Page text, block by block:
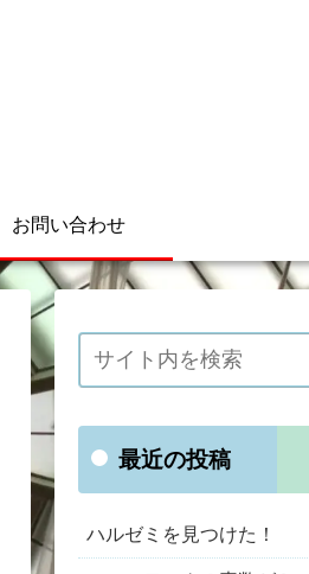
お問い合わせ
最近の投稿
ハルゼミを見つけた！